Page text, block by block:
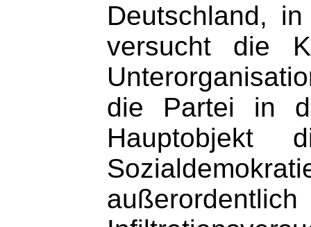
Deutschland,
versucht die
die Partei in
Hauptobjekt